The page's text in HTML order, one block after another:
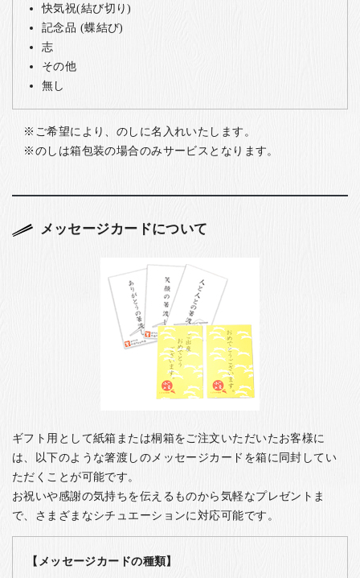
快気祝(結び切り)
記念品 (蝶結び)
志
その他
無し
ご希望により、のしに名入れいたします。
のしは箱包装の場合のみサービスとなります。
メッセージカードについて
ギフト用として紙箱または桐箱をご注文いただいたお客様に
は、以下のような箸渡しのメッセージカードを箱に同封してい
ただくことが可能です。
お祝いや感謝の気持ちを伝えるものから気軽なプレゼントま
で、さまざまなシチュエーションに対応可能です。
【メッセージカードの種類】